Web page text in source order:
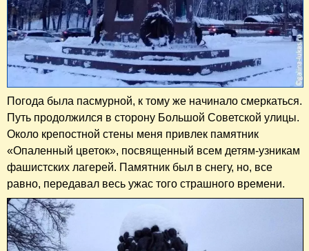
Погода была пасмурной, к тому же начинало смеркаться.
Путь продолжился в сторону Большой Советской улицы.
Около крепостной стены меня привлек памятник
«Опаленный цветок», посвященный всем детям-узникам
фашистских лагерей. Памятник был в снегу, но, все
равно, передавал весь ужас того страшного времени.